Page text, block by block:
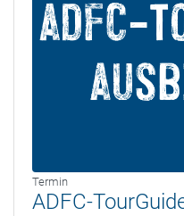
Termin
ADFC-